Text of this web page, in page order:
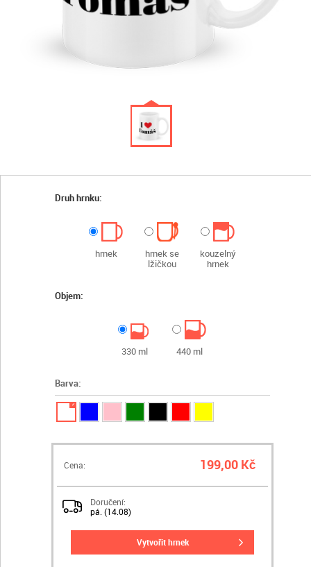
Druh hrnku:
hrnek
hrnek se
lžičkou
kouzelný
hrnek
Objem:
330 ml 440 ml
Barva:
✓
Cena: 199,00 Kč
Doručení:
pá. (14.08)
vytvořit hrnek